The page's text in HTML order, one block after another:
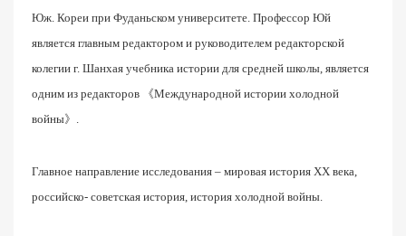
Юж. Кореи при Фуданьском университете. Профессор Юй
является главным редактором и руководителем редакторской
колегии г. Шанхая учебника истории для средней школы, является
одним из редакторов 《Международной истории холодной
войны》.
Главное направление исследования – мировая история XX века,
российско- советская история, история холодной войны.